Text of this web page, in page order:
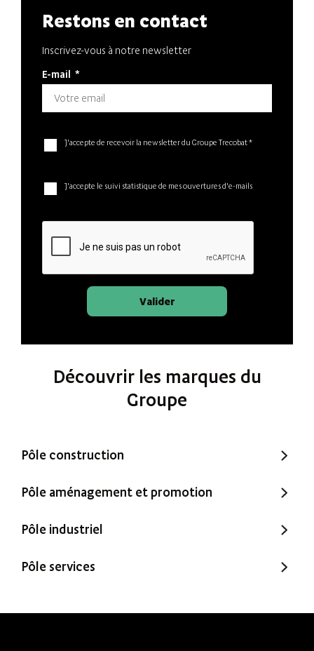
Restons en contact
Inscrivez-vous à notre newsletter
E-mail *
J'accepte de recevoir la newsletter du Groupe Trecobat *
J'accepte le suivi statistique de mes ouvertures d'e-mails
Valider
Découvrir les marques du
Groupe
Pôle construction
Extenbois
Mureno
Pôle aménagement et promotion
Office Santé – Marque partenaire
Pôle industriel
Pôle services